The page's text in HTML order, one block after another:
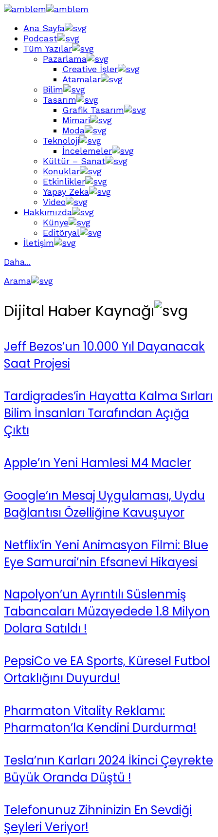
Ana Sayfa
Podcast
Tüm Yazılar
Pazarlama
Creative İşler
Atamalar
Bilim
Tasarım
Grafik Tasarım
Mimari
Moda
Teknoloji
İncelemeler
Kültür – Sanat
Konuklar
Etkinlikler
Yapay Zeka
Video
Hakkımızda
Künye
Editöryal
İletişim
Daha...
Arama
Dijital Haber Kaynağı
Jeff Bezos’un 10.000 Yıl Dayanacak
Saat Projesi
Tardigrades’in Hayatta Kalma Sırları
Bilim İnsanları Tarafından Açığa
Çıktı
Apple’ın Yeni Hamlesi M4 Macler
Google’ın Mesaj Uygulaması, Uydu
Bağlantısı Özelliğine Kavuşuyor
Netflix’in Yeni Animasyon Filmi: Blue
Eye Samurai’nin Efsanevi Hikayesi
Napolyon’un Ayrıntılı Süslenmiş
Tabancaları Müzayedede 1.8 Milyon
Dolara Satıldı !
PepsiCo ve EA Sports, Küresel Futbol
Ortaklığını Duyurdu!
Pharmaton Vitality Reklamı:
Pharmaton’la Kendini Durdurma!
Tesla’nın Karları 2024 İkinci Çeyrekte
Büyük Oranda Düştü !
Telefonunuz Zihninizin En Sevdiği
Şeyleri Veriyor!